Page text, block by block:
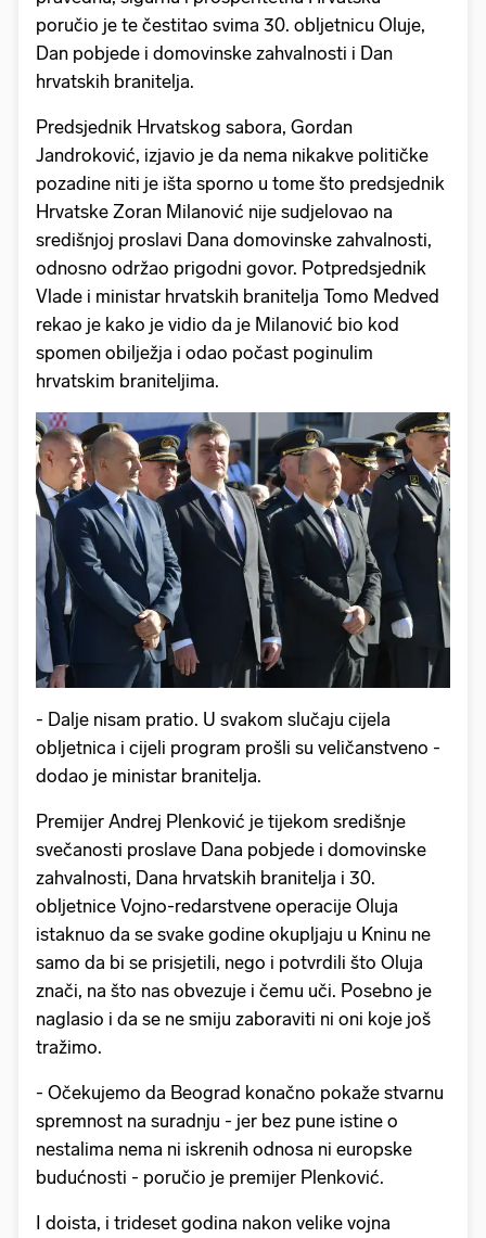
poručio je te čestitao svima 30. obljetnicu Oluje,
Dan pobjede i domovinske zahvalnosti i Dan
hrvatskih branitelja.
Predsjednik Hrvatskog sabora, Gordan
Jandroković, izjavio je da nema nikakve političke
pozadine niti je išta sporno u tome što predsjednik
Hrvatske Zoran Milanović nije sudjelovao na
središnjoj proslavi Dana domovinske zahvalnosti,
odnosno održao prigodni govor. Potpredsjednik
Vlade i ministar hrvatskih branitelja Tomo Medved
rekao je kako je vidio da je Milanović bio kod
spomen obilježja i odao počast poginulim
hrvatskim braniteljima.
- Dalje nisam pratio. U svakom slučaju cijela
obljetnica i cijeli program prošli su veličanstveno -
dodao je ministar branitelja.
Premijer Andrej Plenković je tijekom središnje
svečanosti proslave Dana pobjede i domovinske
zahvalnosti, Dana hrvatskih branitelja i 30.
obljetnice Vojno-redarstvene operacije Oluja
istaknuo da se svake godine okupljaju u Kninu ne
samo da bi se prisjetili, nego i potvrdili što Oluja
znači, na što nas obvezuje i čemu uči. Posebno je
naglasio i da se ne smiju zaboraviti ni oni koje još
tražimo.
- Očekujemo da Beograd konačno pokaže stvarnu
spremnost na suradnju - jer bez pune istine o
nestalima nema ni iskrenih odnosa ni europske
budućnosti - poručio je premijer Plenković.
I doista, i trideset godina nakon velike vojna